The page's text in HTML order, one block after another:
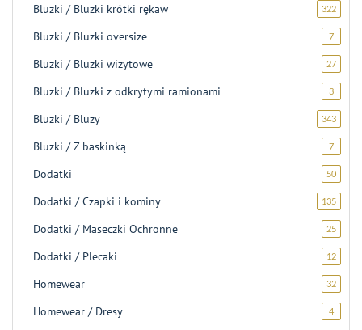
Bluzki / Bluzki krótki rękaw 322322
Bluzki / Bluzki oversize 77
Bluzki / Bluzki wizytowe 2727
Bluzki / Bluzki z odkrytymi ramionami 33
Bluzki / Bluzy 343343
Bluzki / Z baskinką 77
Dodatki 5050
Dodatki / Czapki i kominy 135135
Dodatki / Maseczki Ochronne 2525
Dodatki / Plecaki 1212
Homewear 3232
Homewear / Dresy 44